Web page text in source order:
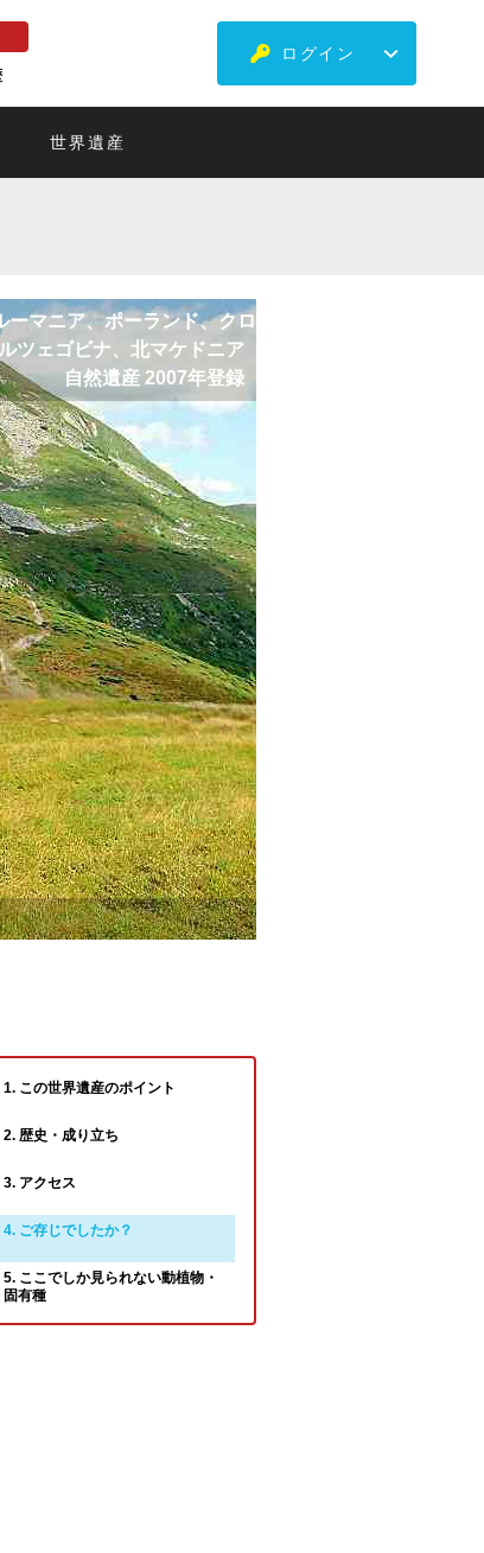
ログイン
世界遺産
マニア、ポーランド、クロ
ツェゴビナ、北マケドニア
自然遺産 2007年登録
1. この世界遺産のポイント
2. 歴史・成り立ち
3. アクセス
4. ご存じでしたか？
5. ここでしか見られない動植物・
固有種